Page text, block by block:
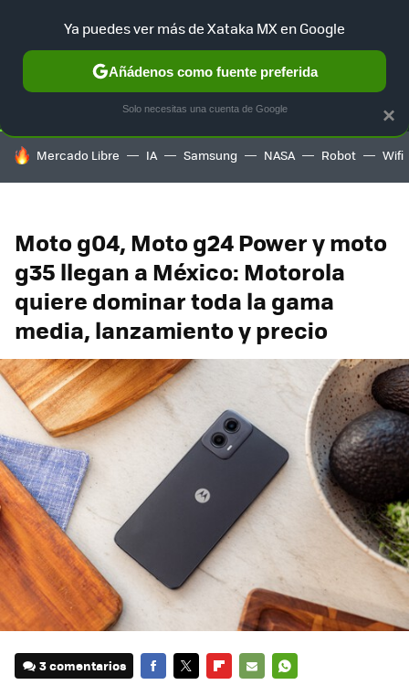
SELECCIÓN GAMING HOME AUTO TERRITORIO
HOY SE HABLA DE
Mercado Libre IA Samsung NASA Robot Wifi
Moto g04, Moto g24 Power y moto
g35 llegan a México: Motorola
quiere dominar toda la gama
media, lanzamiento y precio
3 comentarios
×
Ya puedes ver más de Xataka MX en Google
Añádenos como fuente preferida
Solo necesitas una cuenta de Google